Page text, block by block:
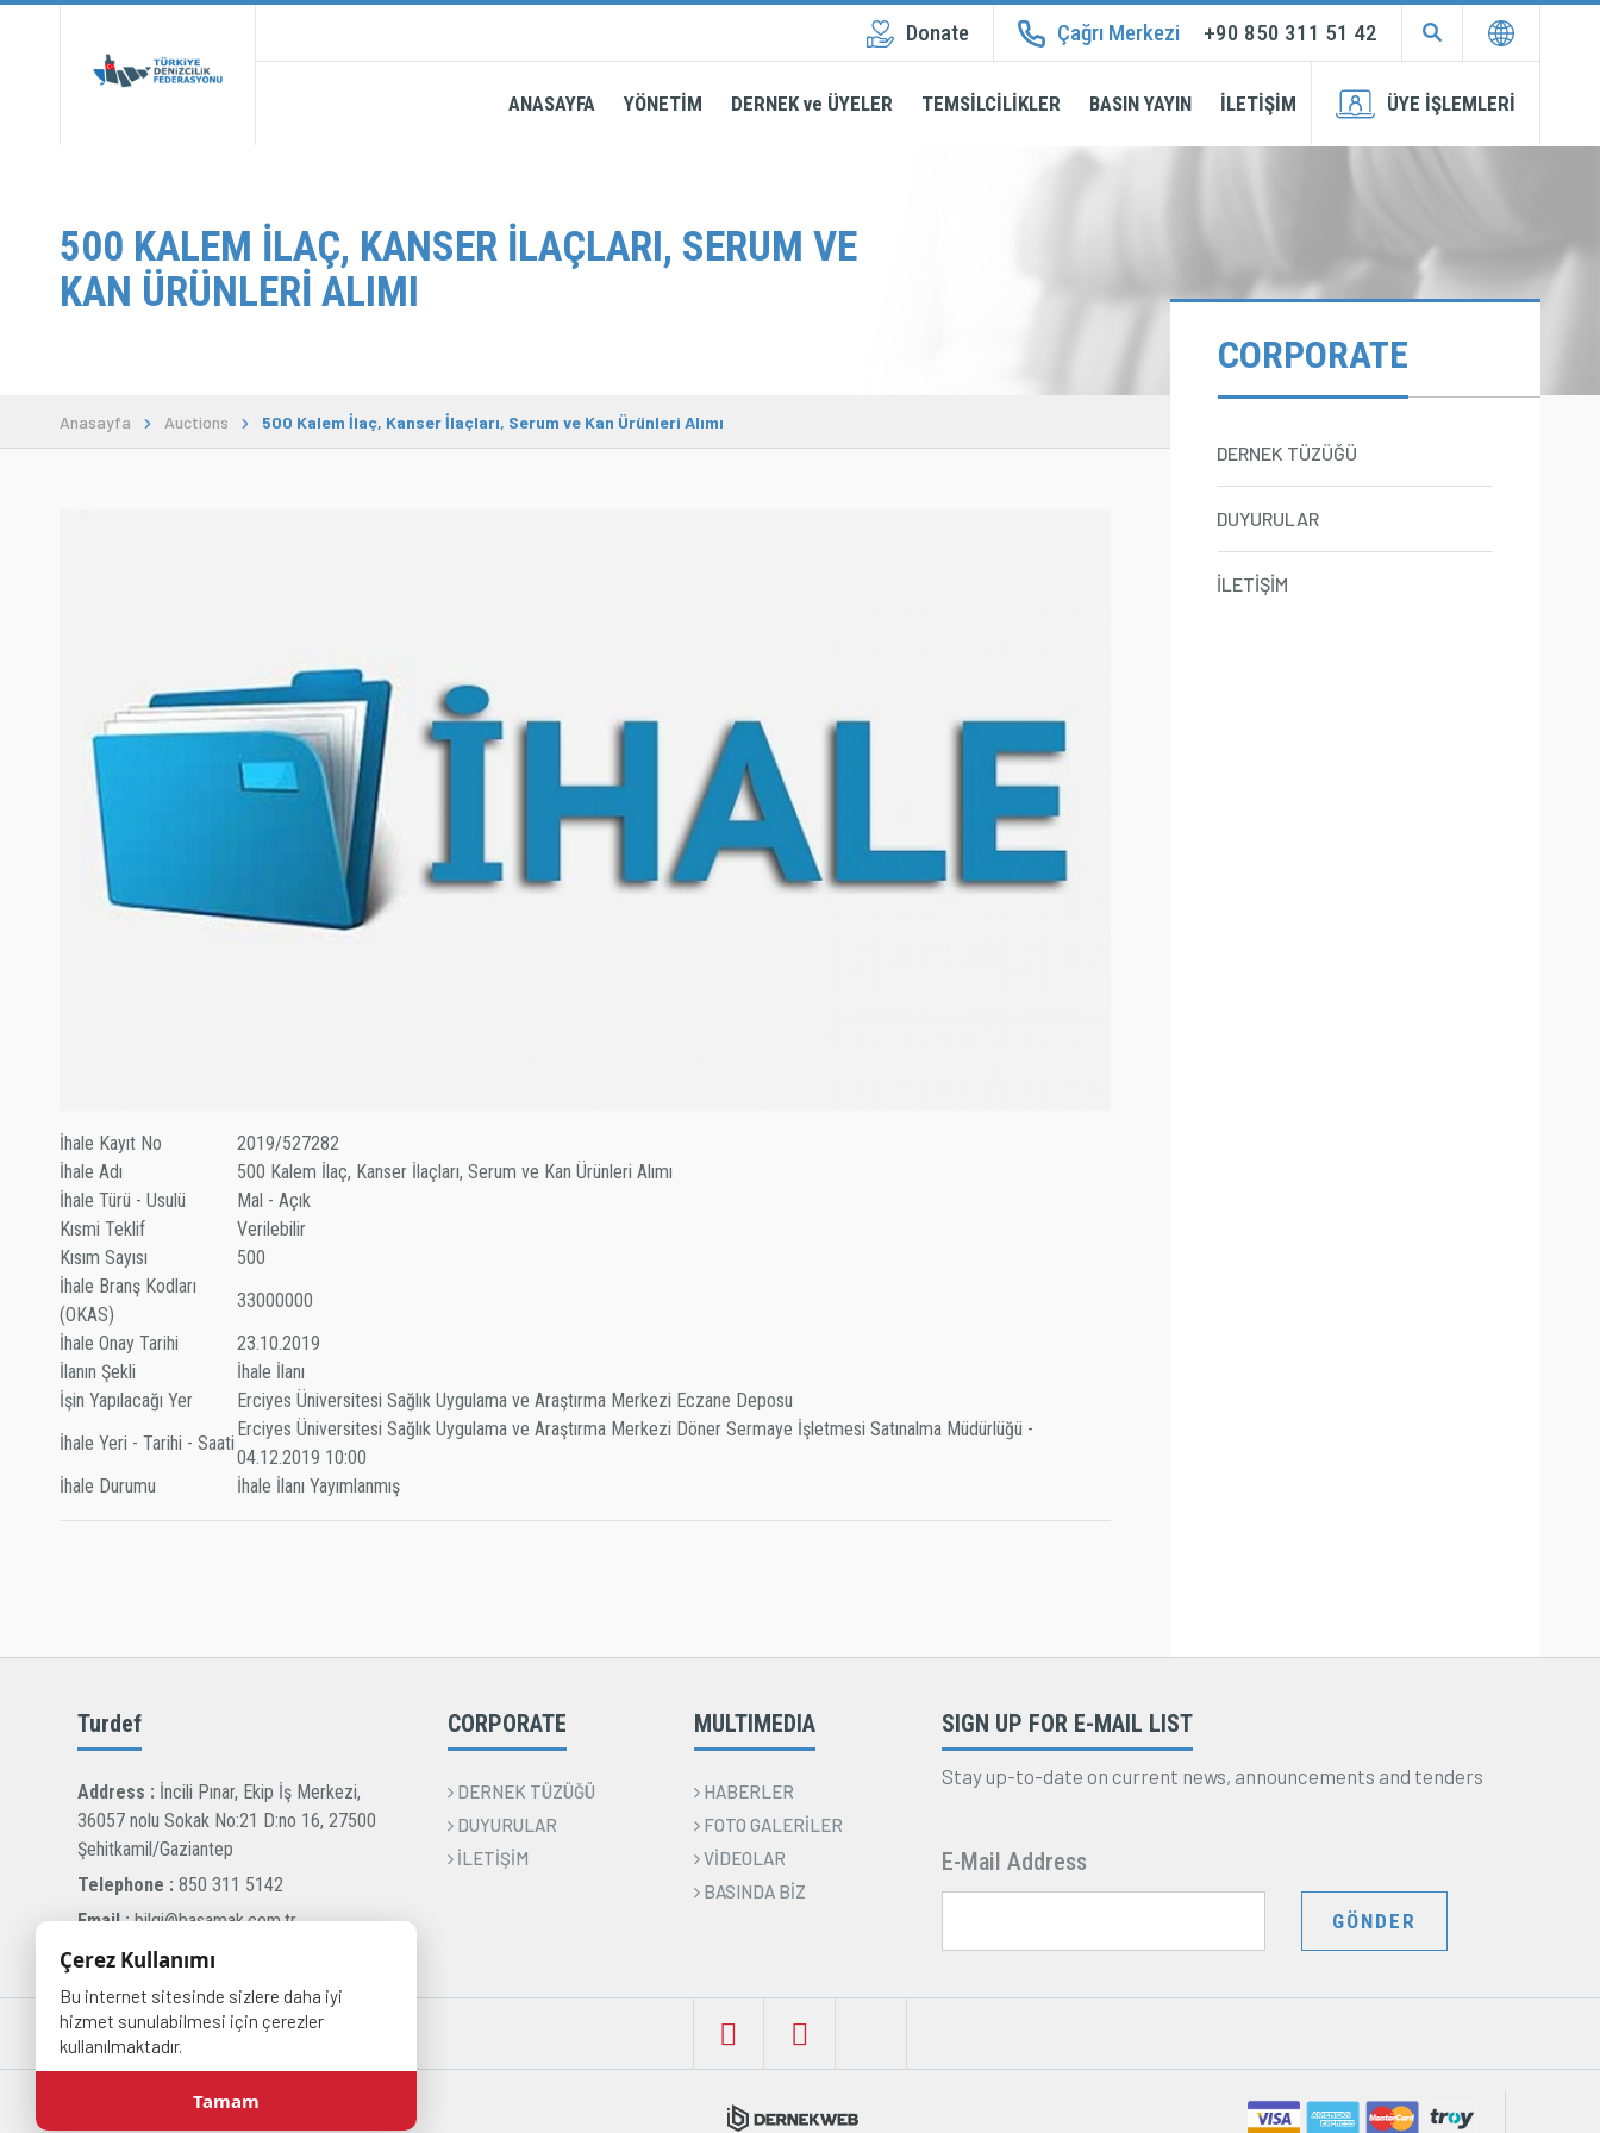
Donate Çağrı Merkezi +90 850 311 51 42
EN
ANASAYFA YÖNETİM DERNEK ve ÜYELER TEMSİLCİLİKLER BASIN YAYIN İLETİŞİM ÜYE İŞLEMLERİ
Membership
500 KALEM İLAÇ, KANSER İLAÇLARI, SERUM VE
KAN ÜRÜNLERI ALIMI
Anasayfa Auctions 500 Kalem İlaç, Kanser İlaçları, Serum ve Kan Ürünleri Alımı
İhale Kayıt No
2019/527282
İhale Adı
500 Kalem İlaç, Kanser İlaçları, Serum ve Kan Ürünleri Alımı
İhale Türü - Usulü
Mal - Açık
Kısmi Teklif
Verilebilir
Kısım Sayısı
500
İhale Branş Kodları
(OKAS)
33000000
İhale Onay Tarihi
23.10.2019
İlanın Şekli
İhale İlanı
İşin Yapılacağı Yer
Erciyes Üniversitesi Sağlık Uygulama ve Araştırma Merkezi Eczane Deposu
İhale Yeri - Tarihi - Saati
Erciyes Üniversitesi Sağlık Uygulama ve Araştırma Merkezi Döner Sermaye İşletmesi Satınalma Müdürlüğü -
04.12.2019 10:00
İhale Durumu
İhale İlanı Yayımlanmış
CORPORATE
DERNEK TÜZÜĞÜ
DUYURULAR
İLETİŞİM
Turdef
Address : İncili Pınar, Ekip İş Merkezi,
36057 nolu Sokak No:21 D:no 16, 27500
Şehitkamil/Gaziantep
Telephone : 850 311 5142
Email :bilgi@basamak.com.tr
CORPORATE
DERNEK TÜZÜĞÜ
DUYURULAR
İLETİŞİM
MULTIMEDIA
HABERLER
FOTO GALERİLER
VİDEOLAR
BASINDA BİZ
SIGN UP FOR E-MAIL LIST
Stay up-to-date on current news, announcements and tenders
E-Mail Address
GÖNDER
Çerez Kullanımı
Bu internet sitesinde sizlere daha iyi
hizmet sunulabilmesi için çerezler
kullanılmaktadır.
Tamam